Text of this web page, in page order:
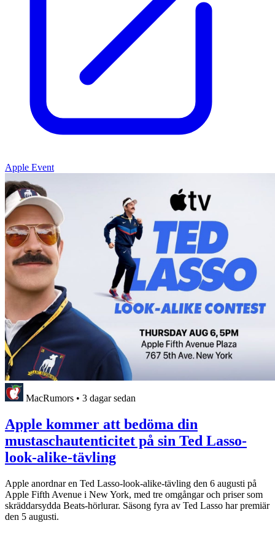
Apple Event
MacRumors • 3 dagar sedan
Apple kommer att bedöma din
mustaschautenticitet på sin Ted Lasso-
look-alike-tävling
Apple anordnar en Ted Lasso-look-alike-tävling den 6 augusti på
Apple Fifth Avenue i New York, med tre omgångar och priser som
skräddarsydda Beats-hörlurar. Säsong fyra av Ted Lasso har premiär
den 5 augusti.